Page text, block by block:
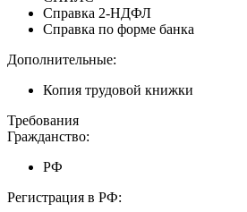
Справка 2-НДФЛ
Справка по форме банка
Дополнительные:
Копия трудовой книжки
Требования
Гражданство:
РФ
Регистрация в РФ: